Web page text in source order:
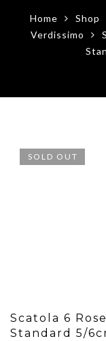
Home Shop
Verdissimo
SOLD OUT
Scatola 6
Standard 5/